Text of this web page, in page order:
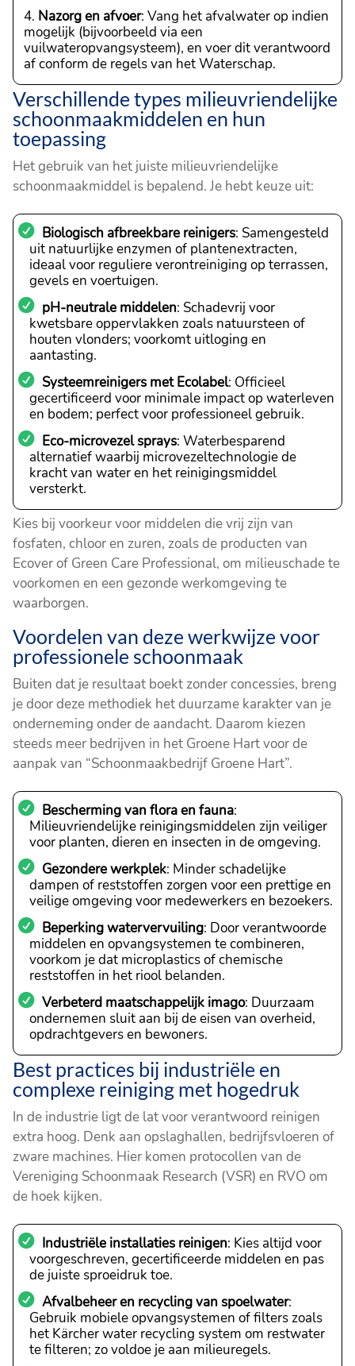
Nazorg en afvoer: Vang het afvalwater op indien
mogelijk (bijvoorbeeld via een
vuilwateropvangsysteem), en voer dit verantwoord
af conform de regels van het Waterschap.
Verschillende types milieuvriendelijke
schoonmaakmiddelen en hun
toepassing
Het gebruik van het juiste milieuvriendelijke
schoonmaakmiddel is bepalend. Je hebt keuze uit:
Biologisch afbreekbare reinigers: Samengesteld
uit natuurlijke enzymen of plantenextracten,
ideaal voor reguliere verontreiniging op terrassen,
gevels en voertuigen.
pH-neutrale middelen: Schadevrij voor
kwetsbare oppervlakken zoals natuursteen of
houten vlonders; voorkomt uitloging en
aantasting.
Systeemreinigers met Ecolabel: Officieel
gecertificeerd voor minimale impact op waterleven
en bodem; perfect voor professioneel gebruik.
Eco-microvezel sprays: Waterbesparend
alternatief waarbij microvezeltechnologie de
kracht van water en het reinigingsmiddel
versterkt.
Kies bij voorkeur voor middelen die vrij zijn van
fosfaten, chloor en zuren, zoals de producten van
Ecover of Green Care Professional, om milieuschade te
voorkomen en een gezonde werkomgeving te
waarborgen.
Voordelen van deze werkwijze voor
professionele schoonmaak
Buiten dat je resultaat boekt zonder concessies, breng
je door deze methodiek het duurzame karakter van je
onderneming onder de aandacht. Daarom kiezen
steeds meer bedrijven in het Groene Hart voor de
aanpak van “Schoonmaakbedrijf Groene Hart”.
Bescherming van flora en fauna:
Milieuvriendelijke reinigingsmiddelen zijn veiliger
voor planten, dieren en insecten in de omgeving.
Gezondere werkplek: Minder schadelijke
dampen of reststoffen zorgen voor een prettige en
veilige omgeving voor medewerkers en bezoekers.
Beperking watervervuiling: Door verantwoorde
middelen en opvangsystemen te combineren,
voorkom je dat microplastics of chemische
reststoffen in het riool belanden.
Verbeterd maatschappelijk imago: Duurzaam
ondernemen sluit aan bij de eisen van overheid,
opdrachtgevers en bewoners.
Best practices bij industriële en
complexe reiniging met hogedruk
In de industrie ligt de lat voor verantwoord reinigen
extra hoog. Denk aan opslaghallen, bedrijfsvloeren of
zware machines. Hier komen protocollen van de
Vereniging Schoonmaak Research (VSR) en RVO om
de hoek kijken.
Industriële installaties reinigen: Kies altijd voor
voorgeschreven, gecertificeerde middelen en pas
de juiste sproeidruk toe.
Afvalbeheer en recycling van spoelwater:
Gebruik mobiele opvangsystemen of filters zoals
het Kärcher water recycling system om restwater
te filteren; zo voldoe je aan milieuregels.